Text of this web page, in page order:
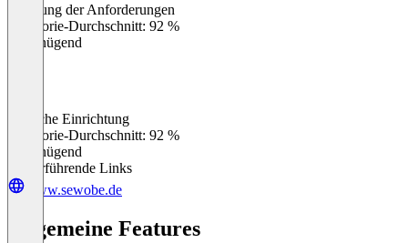
Erfüllung der Anforderungen
Kategorie-Durchschnitt: 92 %
Ungenügend
Einfache Einrichtung
Kategorie-Durchschnitt: 92 %
Ungenügend
Weiterführende Links
www.sewobe.de
Allgemeine Features